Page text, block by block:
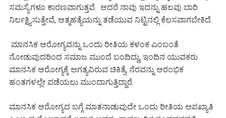
ಸಮಸ್ಯೆಗಳೂ ಕಾರಣವಾಗುತ್ತವೆ. ಆದರೆ ನಾವು ಇದನ್ನು ಹಲವು ಬಾರಿ
ನಿರ್ಲಕ್ಷ್ಯಿಸುತ್ತೇವೆ, ಆತ್ಮಹತ್ಯೆಯನ್ನು ತಡೆಯುವ ನಿಟ್ಟಿನಲ್ಲಿ ಕೆಲಸವಾಗಬೇಕಿದೆ.
ಮಾನಸಿಕ ಆರೋಗ್ಯವನ್ನು ಒಂದು ರೀತಿಯ ಕಳಂಕ ಎಂಬಂತೆ
ನೋಡುವುದರಿಂದ ಸಮಾಜ ಮುಂದೆ ಬಂದಿದ್ದು, ಇಂದಿನ ಯುವಕರು
ಮಾನಸಿಕ ಆರೋಗ್ಯಕ್ಕೆ ಅಗತ್ಯವಿರುವ ಚಿಕಿತ್ಸೆ, ನೆರವನ್ನು ಆರಂಭಿಕ
ಹಂತಗಳಲ್ಲೇ ಪಡೆಯಲು ಮುಂದಾಗುತ್ತಿದ್ದಾರೆ.
ಮಾನಸಿಕ ಆರೋಗ್ಯದ ಬಗ್ಗೆ ಮಾತನಾಡುವುದೇ ಒಂದು ರೀತಿಯ ಅಪಖ್ಯಾತಿ